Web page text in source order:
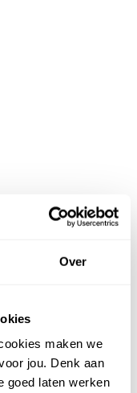
Over
maken we
jou. Denk aan
goed laten werken